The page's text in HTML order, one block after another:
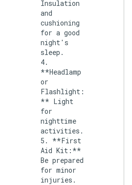
Insulation
and
cushioning
for a good
night's
sleep.
4.
**Headlamp
or
Flashlight:
** Light
for
nighttime
activities.
5. **First
Aid Kit:**
Be prepared
for minor
injuries.